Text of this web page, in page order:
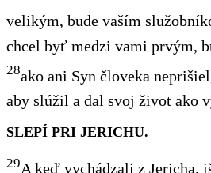
velikým, bude vaším
chcel byť medzi vami prvým,
28ako ani Syn človeka
aby slúžil a dal svoj život ako
SLEPÍ PRI JERICHU.
29A keď vychádzali z Jericha,